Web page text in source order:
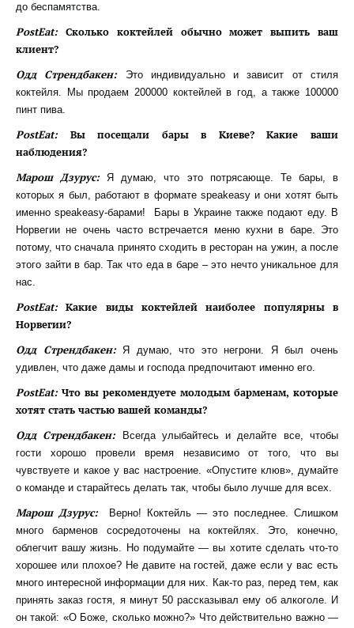
до беспамятства.
PostEat: Сколько коктейлей обычно может выпить ваш
клиент?
Одд Стрендбакен:
Это индивидуально и зависит от стиля
коктейля. Мы продаем 200000 коктейлей в год, а также 100000
пинт пива.
PostEat: Вы посещали бары в Киеве? Какие ваши
наблюдения?
Марош Дзурус:Я думаю, что это потрясающе. Те бары, в
которых я был, работают в формате speakeasy и они хотят быть
именно speakeasy-барами! Бары в Украине также подают еду. В
Норвегии не очень часто встречается меню кухни в баре. Это
потому, что сначала принято сходить в ресторан на ужин, а после
этого зайти в бар. Так что еда в баре – это нечто уникальное для
нас.
PostEat: Какие виды коктейлей наиболее популярны в
Норвегии?
Одд Стрендбакен:Я думаю, что это негрони. Я был очень
удивлен, что даже дамы и господа предпочитают именно его.
PostEat: Что вы рекомендуете молодым барменам, которые
хотят стать частью вашей команды?
Одд Стрендбакен:
Всегда улыбайтесь и делайте все, чтобы
гости хорошо провели время независимо от того, что вы
чувствуете и какое у вас настроение. «Опустите клюв», думайте
о команде и старайтесь делать так, чтобы было лучше для всех.
Марош Дзурус:
Верно! Коктейль — это последнее. Слишком
много барменов сосредоточены на коктейлях. Это, конечно,
облегчит вашу жизнь. Но подумайте — вы хотите сделать что-то
хорошее или плохое? Не давите на гостей, даже если у вас есть
много интересной информации для них. Как-то раз, перед тем, как
принять заказ гостя, я минут 50 рассказывал ему об алкоголе. И
он такой: «О Боже, сколько можно?» Что действительно важно —